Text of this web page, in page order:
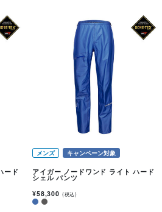
ード
メンズ キャンペーン対象
アイガー ノードワンド ライト ハード
シェル パンツ
¥58,300 (税込)